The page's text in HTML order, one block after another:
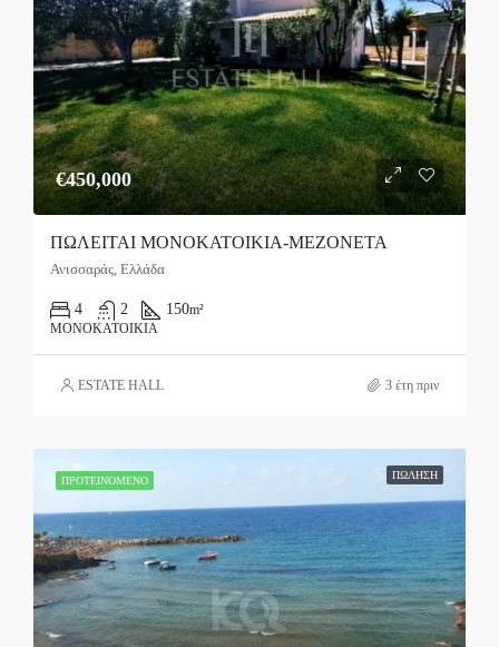
€450,000
ΠΩΛΕΙΤΑΙ ΜΟΝΟΚΑΤΟΙΚΙΑ-ΜΕΖΟΝΕΤΑ
Ανισσαράς, Ελλάδα
4 2 150m²
ΜΟΝΟΚΑΤΟΙΚΊΑ
ESTATE HALL 3 έτη πριν
ΠΡΟΤΕΙΝΌΜΕΝΟ ΠΏΛΗΣΗ